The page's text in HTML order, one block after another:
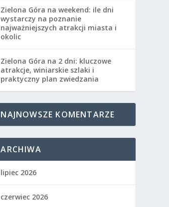
Zielona Góra na weekend: ile dni
wystarczy na poznanie
najważniejszych atrakcji miasta i
okolic
Zielona Góra na 2 dni: kluczowe
atrakcje, winiarskie szlaki i
praktyczny plan zwiedzania
NAJNOWSZE KOMENTARZE
ARCHIWA
lipiec 2026
czerwiec 2026